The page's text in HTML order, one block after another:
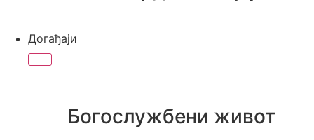
Догађаји
Богослужбени живот